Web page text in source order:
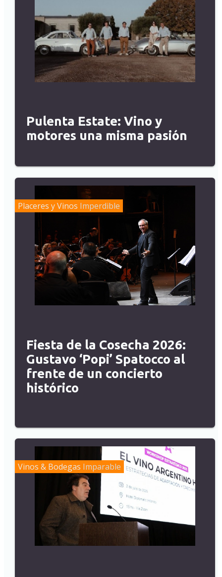
Pulenta Estate: Vino y
motores una misma pasión
Placeres y Vinos Imperdible
Fiesta de la Cosecha 2026:
Gustavo ‘Popi’ Spatocco al
frente de un concierto
histórico
Vinos & Bodegas Imparable